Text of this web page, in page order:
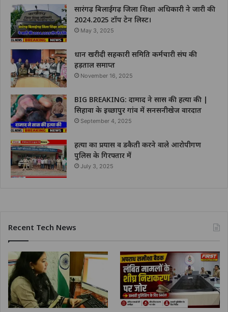
सारंगढ़ बिलाईगढ़ जिला शिक्षा अधिकारी ने जारी की
2024.2025 टॉप टेन लिस्ट।
May 3, 2025
धान खरीदी सहकारी समिति कर्मचारी संघ की
हड़ताल समाप्त
November 16, 2025
BIG BREAKING: दामाद ने सास की हत्या की |
सिहावा के इच्छापुर गांव में सनसनीखेज वारदात
September 4, 2025
हत्या का प्रयास व डकैती करने वाले आरोपीगण
पुलिस के गिरफ्तार में
July 3, 2025
Recent Tech News